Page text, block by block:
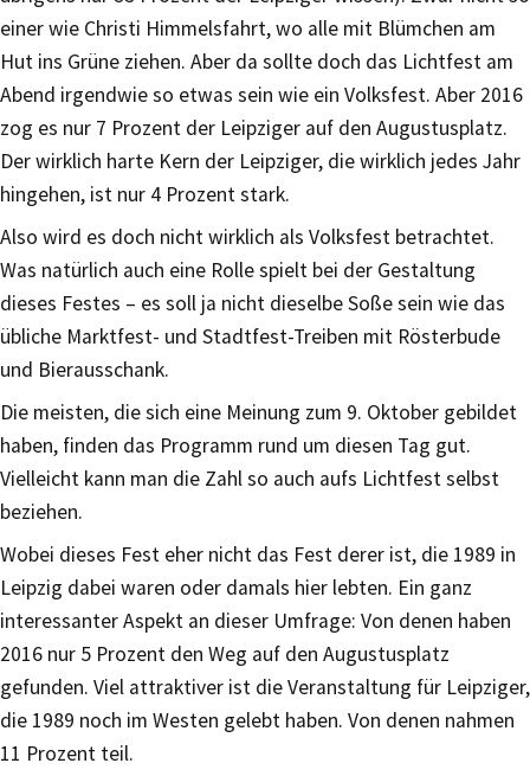
einer wie Christi Himmelsfahrt, wo alle mit Blümchen am
Hut ins Grüne ziehen. Aber da sollte doch das Lichtfest am
Abend irgendwie so etwas sein wie ein Volksfest. Aber 2016
zog es nur 7 Prozent der Leipziger auf den Augustusplatz.
Der wirklich harte Kern der Leipziger, die wirklich jedes Jahr
hingehen, ist nur 4 Prozent stark.
Also wird es doch nicht wirklich als Volksfest betrachtet.
Was natürlich auch eine Rolle spielt bei der Gestaltung
dieses Festes – es soll ja nicht dieselbe Soße sein wie das
übliche Marktfest- und Stadtfest-Treiben mit Rösterbude
und Bierausschank.
Die meisten, die sich eine Meinung zum 9. Oktober gebildet
haben, finden das Programm rund um diesen Tag gut.
Vielleicht kann man die Zahl so auch aufs Lichtfest selbst
beziehen.
Wobei dieses Fest eher nicht das Fest derer ist, die 1989 in
Leipzig dabei waren oder damals hier lebten. Ein ganz
interessanter Aspekt an dieser Umfrage: Von denen haben
2016 nur 5 Prozent den Weg auf den Augustusplatz
gefunden. Viel attraktiver ist die Veranstaltung für Leipziger,
die 1989 noch im Westen gelebt haben. Von denen nahmen
11 Prozent teil.